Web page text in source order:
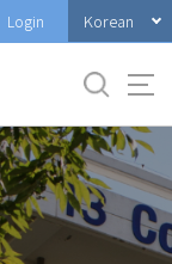
Login Korean